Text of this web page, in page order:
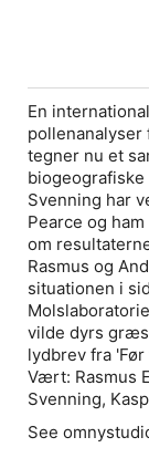
En
pollenanalyser
tegner nu et
Svenning har
Pearce og
om
Rasmus og
situationen i
vilde dyrs
lydbrev fra
Vært: Rasmus
Svenning,
See